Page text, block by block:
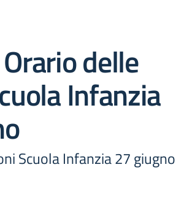
delle
Infanzia
Scuola Infanzia 27 giugno